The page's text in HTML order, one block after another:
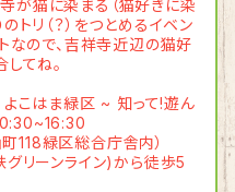
猫に染まる（猫好きに染
トリ（？）をつとめるイベン
なので、吉祥寺近辺の猫好
てね。
よこはま緑区 ~ 知って!遊ん
118緑区総合庁舎内）
リーンライン)から徒歩5